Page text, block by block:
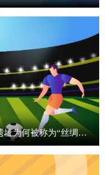
东西问丨马特博博耶夫：明铁佩古城遗址为何被称为“丝绸之路活化石”？-观热点